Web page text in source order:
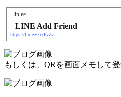
lin.ee
LINE Add Friend
https://lin.ee/xrxFzZz
もしくは、QRを画面メモして